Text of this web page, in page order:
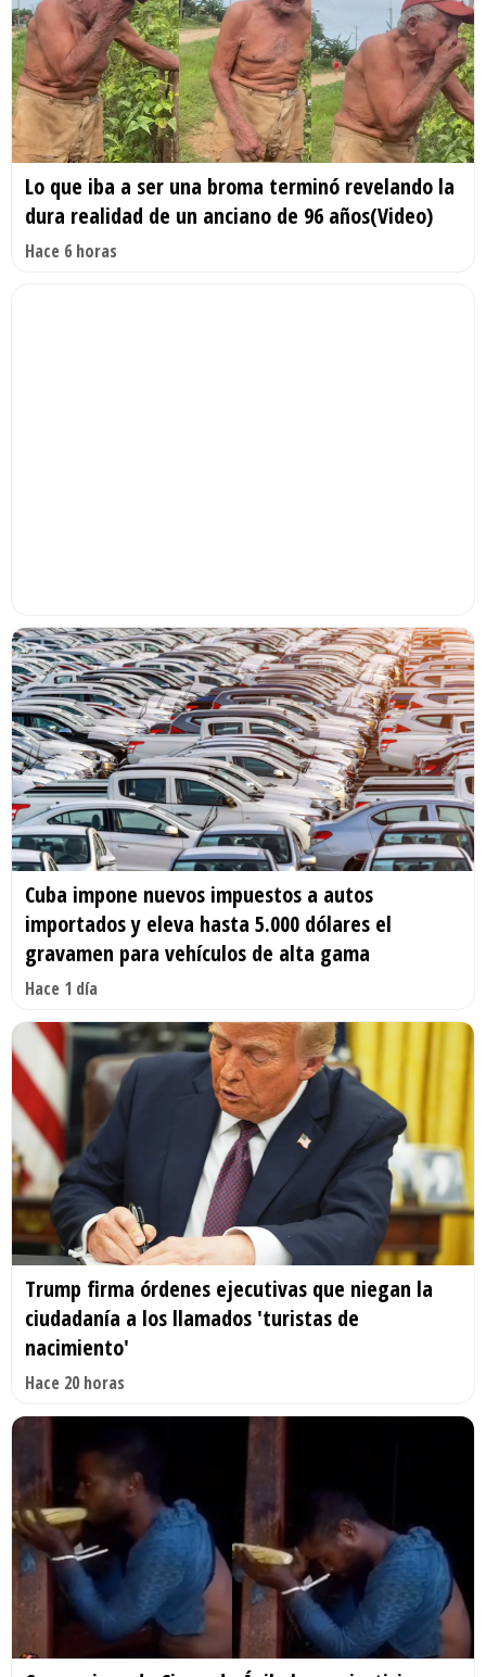
Lo que iba a ser una broma terminó revelando la
dura realidad de un anciano de 96 años(Video)
Hace 6 horas
Cuba impone nuevos impuestos a autos
importados y eleva hasta 5.000 dólares el
gravamen para vehículos de alta gama
Hace 1 día
Trump firma órdenes ejecutivas que niegan la
ciudadanía a los llamados 'turistas de
nacimiento'
Hace 20 horas